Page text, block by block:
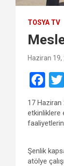
TOSYA TV
Haziran 19,
F
a
ce
b
o
17 Haziran
etkinliklere
Şenlik
atölye